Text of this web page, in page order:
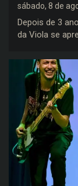
sábado, 8 de
Depois de 3
da Viola se